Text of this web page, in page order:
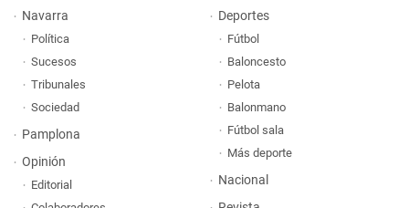
Navarra
Política
Sucesos
Tribunales
Sociedad
Pamplona
Opinión
Editorial
Deportes
Fútbol
Baloncesto
Pelota
Balonmano
Fútbol sala
Más deporte
Nacional